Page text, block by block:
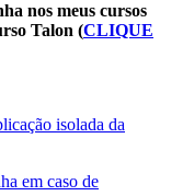
nos meus cursos
Talon (CLIQUE
isolada da
em caso de